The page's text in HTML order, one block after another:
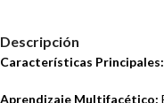
Descripción
Características Principales:
Aprendizaje Multifacético: